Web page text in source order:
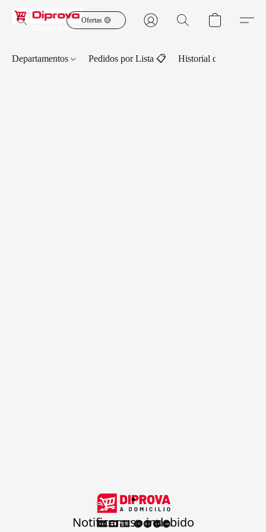
Ofertas 🟡
Departamentos Pedidos por Lista 📋 Historial de Pedidos
.
Notificar uso indebido